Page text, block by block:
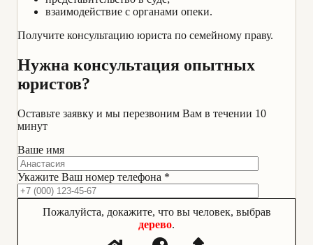
взаимодействие с органами опеки.
Получите консультацию юриста по семейному праву.
Нужна консультация опытных
юристов?
Оставьте заявку и мы перезвоним Вам в течении 10
минут
Ваше имя
Укажите Ваш номер телефона *
Пожалуйста, докажите, что вы человек, выбрав
дерево.